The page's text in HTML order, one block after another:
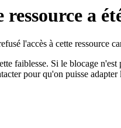
ressource a
l'accès à cette ressource
faiblesse. Si le blocage
pour qu'on puisse adapter